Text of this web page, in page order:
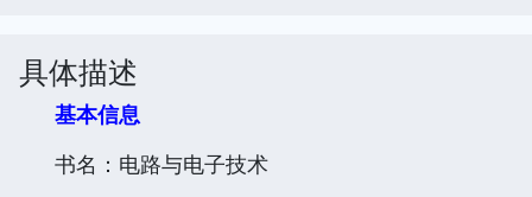
具体描述
基本信息
书名：电路与电子技术